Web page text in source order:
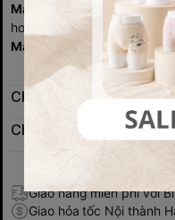
Màu da:
Tông nhẹ nhàng,
hoặc vải mỏng.
Màu đen:
Sang trọng, kín
Chính sách đổi trả
Chính sách giao hàng
Giao hàng miễn phí với
Giao hỏa tốc Nội thành